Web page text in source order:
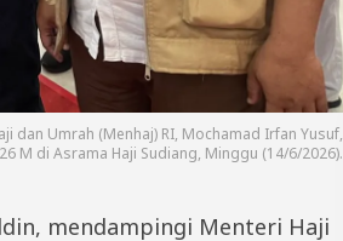
dan Umrah (Menhaj) RI, Mochamad Irfan Yusuf,
M di Asrama Haji Sudiang, Minggu (14/6/2026).
mendampingi Menteri Haji